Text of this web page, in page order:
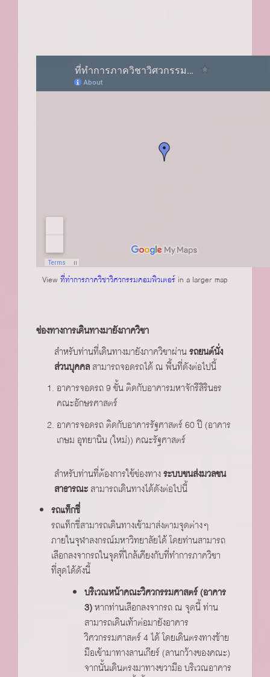
Viewที่ทำการภาควิชาวิศวกรรมคอมพิวเตอร์ in a larger map
ช่องทางการเดินทางมายังภาควิชา
สำหรับท่านที่เดินทางมายังภาควิชาผ่านรถยนต์นั่ง
ส่วนบุคคลสามารถจอดรถได้ ณ พื้นที่ดังต่อไปนี้
อาคารจอดรถ 9 ชั้น ติดกับอาคารมหาจักรีสิรินธร
คณะอักษรศาสตร์
อาคารจอดรถ ติดกับอาคารรัฐศาสตร์ 60 ปี (อาคาร
เกษม อุทยานิน (ใหม่)) คณะรัฐศาสตร์
สำหรับท่านที่ต้องการใช้ช่องทางระบบขนส่งมวลชน
สาธารณะสามารถเดินทางได้ดังต่อไปนี้
รถแท็กซี่
รถแท็กซี่สามารถเดินทางเข้ามาส่งตามจุดต่างๆ
ภายในจุฬาลงกรณ์มหาวิทยาลัยได้ โดยท่านสามารถ
เลือกลงจากรถในจุดที่ใกล้เคียงกับที่ทำการภาควิชา
ที่สุดได้ดังนี้
บริเวณหน้าคณะวิศวกรรมศาสตร์ (อาคาร
3)หากท่านเลือกลงจากรถ ณ จุดนี้ ท่าน
สามารถเดินเท้าต่อมายังอาคาร
วิศวกรรมศาสตร์ 4 ได้ โดยเดินตรงทางซ้าย
มือเข้ามาทางลานเกียร์ (ลานกว้างของคณะ)
จากนั้นเดินตรงมาทางขวามือ บริเวณอาคาร